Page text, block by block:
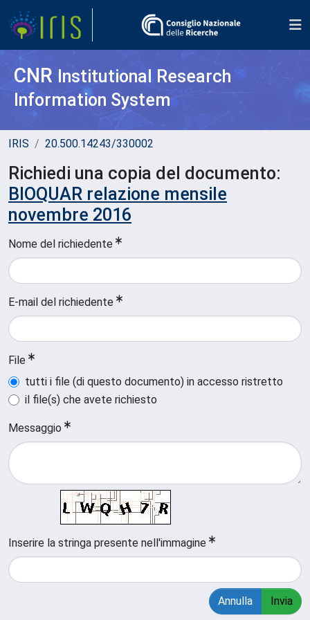
CNR Institutional Research
Information System
IRIS 20.500.14243/330002
Richiedi una copia del documento:
BIOQUAR relazione mensile
novembre 2016
Nome del richiedente
E-mail del richiedente
File
tutti i file (di questo documento) in accesso ristretto
il file(s) che avete richiesto
Messaggio
Inserire la stringa presente nell'immagine
Annulla Invia